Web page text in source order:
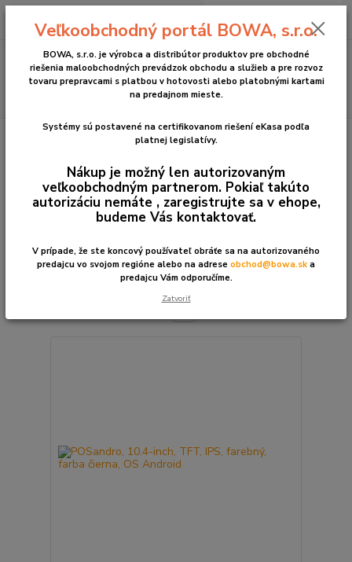
Menu
(Po-Pia, 8:30-17:00 hod.)
za0 €
Bez softvéru pre OS Android
eKasaBez softvéru pre OS Android stacionárne
POS systémy eKasaBez softvéru
pre OS Android stacionárne
Najnovšie Najlacnejšie Najdrahšie
Zobrazujem 1-6 z 6
Veľkoobchodný portál BOWA, s.r.o.
BOWA, s.r.o. je výrobca a distribútor produktov pre obchodné
riešenia maloobchodných prevádzok obchodu a služieb a pre rozvoz
tovaru prepravcami s platbou v hotovosti alebo platobnými kartami
na predajnom mieste.
Systémy sú postavené na certifikovanom riešení eKasa podľa
platnej legislatívy.
Nákup je možný len autorizovaným
veľkoobchodným partnerom. Pokiaľ takúto
autorizáciu nemáte , zaregistrujte sa v ehope,
budeme Vás kontaktovať.
V prípade, že ste koncový používateľ obráťe sa na autorizovaného
predajcu vo svojom regióne alebo na adrese obchod@bowa.sk a
predajcu Vám odporučíme.
Zatvoriť